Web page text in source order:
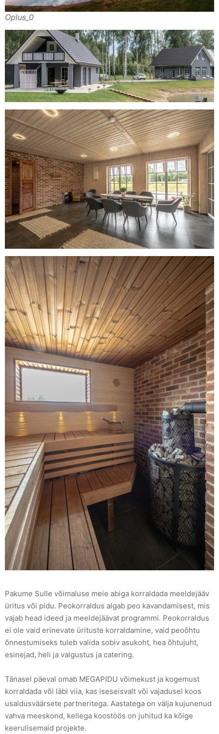
Oplus_0
Pakume Sulle võimaluse meie abiga korraldada meeldejääv
üritus või pidu. Peokorraldus algab peo kavandamisest, mis
vajab head ideed ja meeldejäävat programmi. Peokorraldus
ei ole vaid erinevate ürituste korraldamine, vaid peoõhtu
õnnestumiseks tuleb valida sobiv asukoht, hea õhtujuht,
esinejad, heli ja valgustus ja catering.
Tänasel päeval omab MEGAPIDU võimekust ja kogemust
korraldada või läbi viia, kas iseseisvalt või vajadusel koos
usaldusväärsete partneritega. Aastatega on välja kujunenud
vahva meeskond, kellega koostöös on juhitud ka kõige
keerulisemaid projekte.